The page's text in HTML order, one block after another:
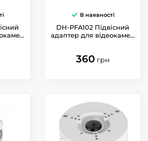
В наявності
DH-PFA102 Підвісний
адаптер для відеокамер
360 грн